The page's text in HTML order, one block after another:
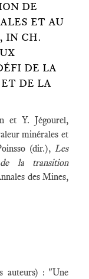
DE
ET AU
IN CH.
DE LA
DE LA
et Y. Jégourel,
minérales et
(dir.), Les
la transition
des Mines,
auteurs) : "Une